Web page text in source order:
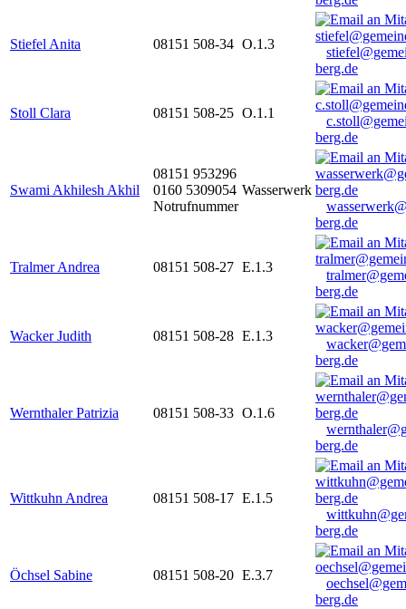
Stiefel Anita 08151 508-34 O.1.3
berg.de
Stoll Clara 08151 508-25 O.1.1
berg.de
Swami Akhilesh Akhil
08151 953296
0160 5309054
Notrufnummer
Wasserwerk
berg.de
Tralmer Andrea 08151 508-27 E.1.3
berg.de
Wacker Judith 08151 508-28 E.1.3
berg.de
Wernthaler Patrizia 08151 508-33 O.1.6
berg.de
Wittkuhn Andrea 08151 508-17 E.1.5
berg.de
Öchsel Sabine 08151 508-20 E.3.7
berg.de